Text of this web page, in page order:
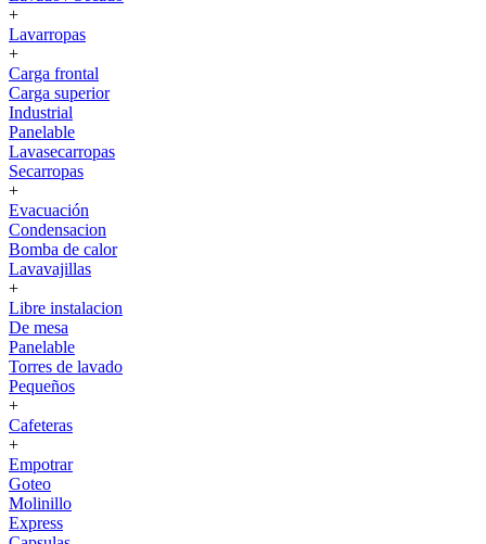
+
Lavarropas
+
Carga frontal
Carga superior
Industrial
Panelable
Lavasecarropas
Secarropas
+
Evacuación
Condensacion
Bomba de calor
Lavavajillas
+
Libre instalacion
De mesa
Panelable
Torres de lavado
Pequeños
+
Cafeteras
+
Empotrar
Goteo
Molinillo
Express